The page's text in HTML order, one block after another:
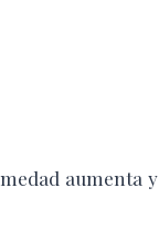
aumenta y